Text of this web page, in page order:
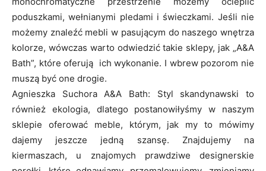
poduszkami, wełnianymi pledami i świeczkami. Jeśli nie
możemy znaleźć mebli w pasującym do naszego wnętrza
kolorze, wówczas warto odwiedzić takie sklepy, jak „A&A
Bath”, które oferują ich wykonanie. I wbrew pozorom nie
muszą być one drogie.
Agnieszka Suchora A&A Bath: Styl skandynawski to
również ekologia, dlatego postanowiłyśmy w naszym
sklepie oferować meble, którym, jak my to mówimy
dajemy jeszcze jedną szansę. Znajdujemy na
kiermaszach, u znajomych prawdziwe designerskie